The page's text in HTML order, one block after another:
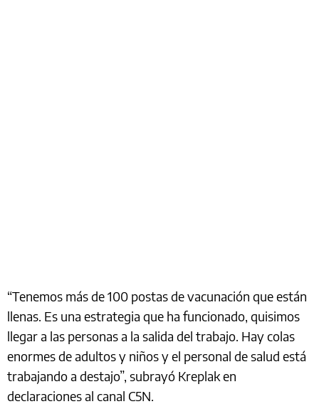
“Tenemos más de 100 postas de vacunación que están
llenas. Es una estrategia que ha funcionado, quisimos
llegar a las personas a la salida del trabajo. Hay colas
enormes de adultos y niños y el personal de salud está
trabajando a destajo”, subrayó Kreplak en
declaraciones al canal C5N.